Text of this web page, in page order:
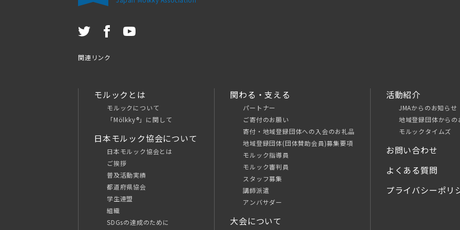
関連リンク
モルックとは
モルックについて
「Mölkky®」に関して
日本モルック協会について
日本モルック協会とは
ご挨拶
普及活動実績
都道府県協会
学生連盟
組織
SDGsの達成のために
関わる・支える
パートナー
ご寄付のお願い
寄付・地域登録団体への入会のお礼品
地域登録団体(団体賛助会員)募集要項
モルック指導員
モルック審判員
スタッフ募集
講師派遣
アンバサダー
大会について
活動紹介
JMAからのお知らせ
地域登録団体からの
モルックタイムズ
お問い合わせ
よくある質問
プライバシーポリ